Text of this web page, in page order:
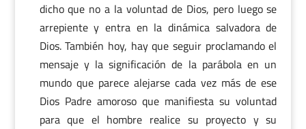
dicho que no a la voluntad de Dios, pero luego se
arrepiente y entra en la dinámica salvadora de
Dios. También hoy, hay que seguir proclamando el
mensaje y la significación de la parábola en un
mundo que parece alejarse cada vez más de ese
Dios Padre amoroso que manifiesta su voluntad
para que el hombre realice su proyecto y su